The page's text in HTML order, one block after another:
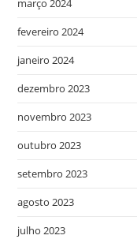
março 2024
fevereiro 2024
janeiro 2024
dezembro 2023
novembro 2023
outubro 2023
setembro 2023
agosto 2023
julho 2023